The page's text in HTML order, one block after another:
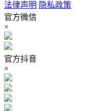
法律声明 隐私政策
官方微信
×
官方抖音
×